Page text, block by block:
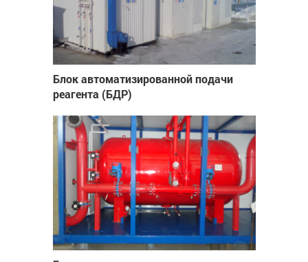
Блок автоматизированной подачи
реагента (БДР)